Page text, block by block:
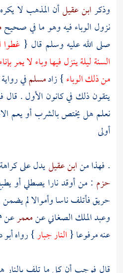
وذكرابن عقيلأن المذهب لا
نزول الوباء فيه وهو ما في صحيح
صلى الله عليه وسلم قال { غطوا
السنة ليلة ينزل فيها وباء لا يمر
من ذلك الوباء} زادمسلمفي
يتقون ذلك في كانون الأول . قال
نعلم هل يختص بالشرب أو يعم
أولى
. فهذا منابن عقيليدل على
حزم : من أوقد نارا يصطلي أو
حريق فأتلف ناسا وأموالا لم
وعبد الملك الصغانيعنمعمرعن
عنه مرفوعا {النار جبار} رواه